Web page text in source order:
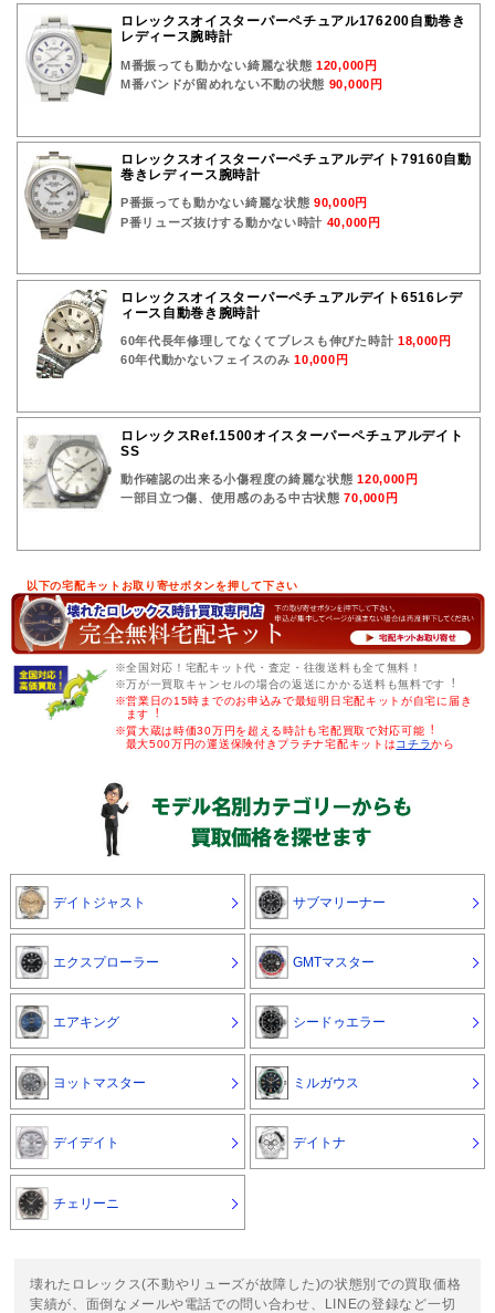
ロレックスオイスターパーペチュアル176200自動巻き
レディース腕時計
M番振っても動かない綺麗な状態120,000円
M番バンドが留めれない不動の状態 90,000円
ロレックスオイスターパーペチュアルデイト79160自動
巻きレディース腕時計
P番振っても動かない綺麗な状態90,000円
P番リューズ抜けする動かない時計 40,000円
ロレックスオイスターパーペチュアルデイト6516レデ
ィース自動巻き腕時計
60年代長年修理してなくてブレスも伸びた時計 18,000円
60年代動かないフェイスのみ10,000円
ロレックスRef.1500オイスターパーペチュアルデイト
SS
動作確認の出来る小傷程度の綺麗な状態120,000円
一部目立つ傷、使用感のある中古状態70,000円
以下の宅配キットお取り寄せボタンを押して下さい
※全国対応！宅配キット代・査定・往復送料も全て無料！
※万が一買取キャンセルの場合の返送にかかる送料も無料です︕
※営業日の15時までのお申込みで最短明日宅配キットが自宅に届き
ます︕
※質大蔵は時価30万円を超える時計も宅配買取で対応可能︕
最大500万円の運送保険付きプラチナ宅配キットはコチラから
デイトジャスト サブマリーナー
エクスプローラー GMTマスター
エアキング シードゥエラー
ヨットマスター ミルガウス
デイデイト デイトナ
チェリーニ
壊れたロレックス(不動やリューズが故障した)の状態別での買取価格
実績が、面倒なメールや電話での問い合わせ、LINEの登録など一切